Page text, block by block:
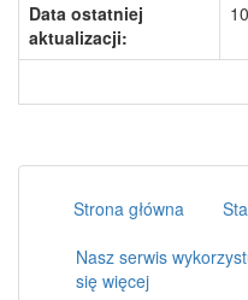
Data ostatniej
aktualizacji:
Strona główna
Nasz serwis
się więcej